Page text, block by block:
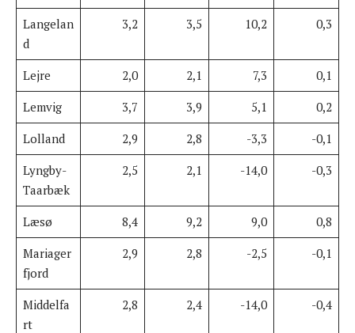
Langelan
d
3,2 3,5 10,2 0,3
Lejre 2,0 2,1 7,3
0,1
Lemvig
3,7 3,9 5,1
0,2
Lolland
2,9 2,8 -3,3
-0,1
Lyngby-
Taarbæk
2,5 2,1 -14,0 -0,3
Læsø 8,4 9,2 9,0
0,8
Mariager
fjord
2,9 2,8 -2,5 -0,1
Middelfa
rt
2,8 2,4 -14,0 -0,4